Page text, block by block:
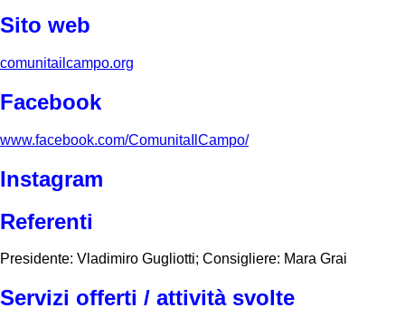
Sito web
comunitailcampo.org
Facebook
www.facebook.com/ComunitaIlCampo/
Instagram
Referenti
Presidente: Vladimiro Gugliotti; Consigliere: Mara Grai
Servizi offerti / attività svolte